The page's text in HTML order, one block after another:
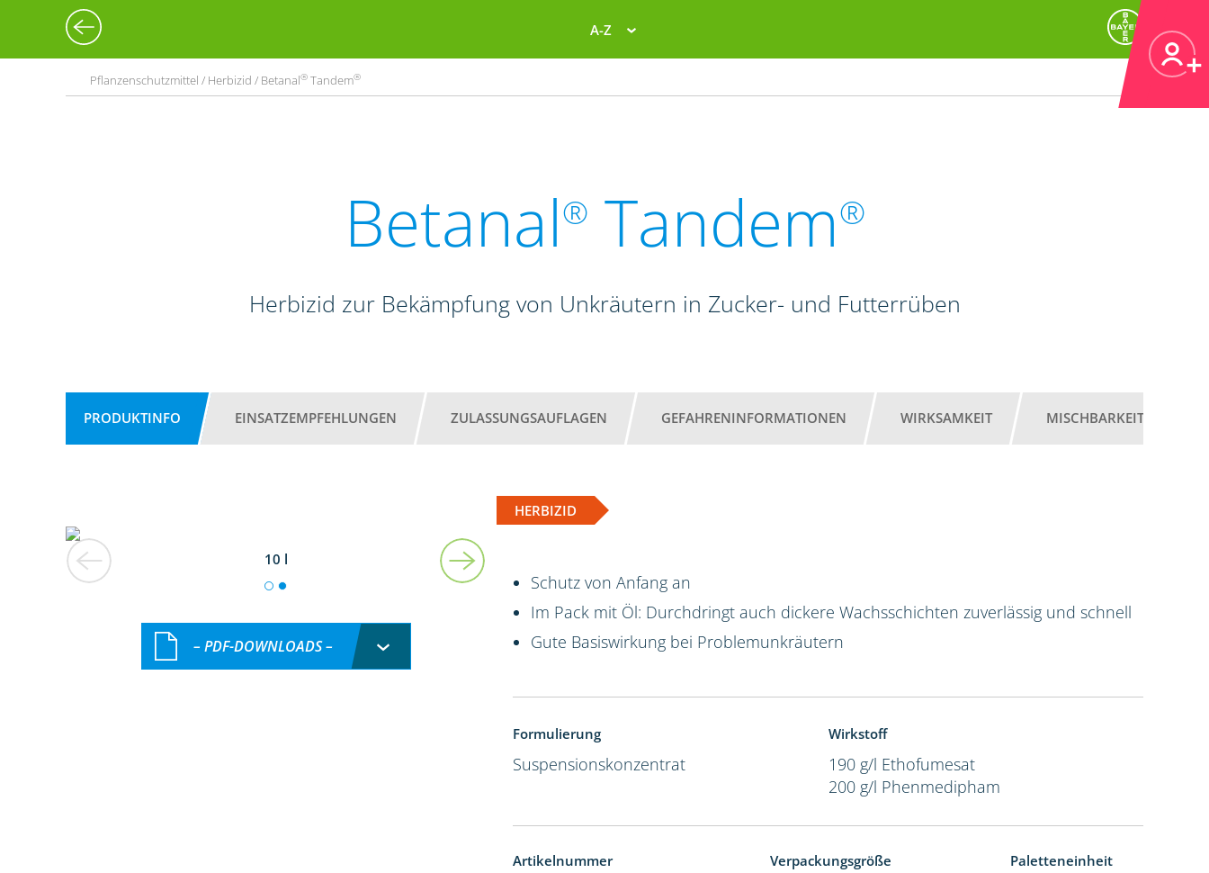
A-Z
Pflanzenschutzmittel / Herbizid / Betanal® Tandem®
Betanal® Tandem®
Herbizid zur Bekämpfung von Unkräutern in Zucker- und Futterrüben
PRODUKTINFO EINSATZEMPFEHLUNGEN ZULASSUNGSAUFLAGEN GEFAHRENINFORMATIONEN WIRKSAMKEIT MISCHBARKEIT
HERBIZID
10 l
– PDF-DOWNLOADS –
Schutz von Anfang an
Im Pack mit Öl: Durchdringt auch dickere Wachsschichten zuverlässig und schnell
Gute Basiswirkung bei Problemunkräutern
Formulierung
Suspensionskonzentrat
Wirkstoff
190 g/l Ethofumesat
200 g/l Phenmedipham
Artikelnummer Verpackungsgröße Paletteneinheit